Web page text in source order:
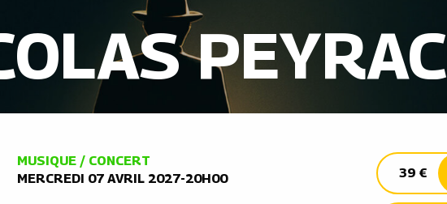
PEYRAC
MUSIQUE / CONCERT
MERCREDI 07 AVRIL 2027-20H00
39 €